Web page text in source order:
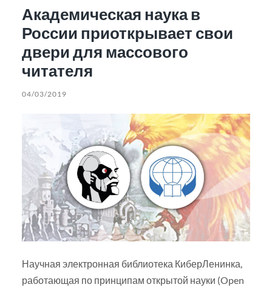
Академическая наука в
России приоткрывает свои
двери для массового
читателя
04/03/2019
Научная электронная библиотека КиберЛенинка,
работающая по принципам открытой науки (Open